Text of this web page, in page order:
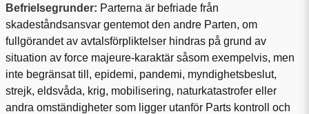
Befrielsegrunder: Parterna är befriade från
skadeståndsansvar gentemot den andre Parten, om
fullgörandet av avtalsförpliktelser hindras på grund av
situation av force majeure-karaktär såsom exempelvis, men
inte begränsat till, epidemi, pandemi, myndighetsbeslut,
strejk, eldsvåda, krig, mobilisering, naturkatastrofer eller
andra omständigheter som ligger utanför Parts kontroll och